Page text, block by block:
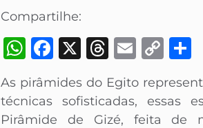
Compartilhe:
WhatsApp
Facebook
X Threads
Email
As pirâmides do Egito
técnicas sofisticadas, essas
Pirâmide de Gizé, feita de